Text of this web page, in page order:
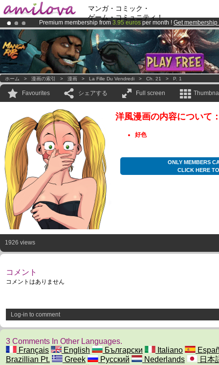
マンガ・コミック・
ゲーム・コミュニティ！
Premium membership from 3.95 euros per month ! Get membership
Already 100000membersand 1000comics & mangas!.
AmilovaKickstarter is now LIVE!.
ホーム > 漫画の索引 > 漫画 > La Fille Du Vendredi > Ch. 21 > P. 1
Favourites シェアする Full screen
洋風漫画の内容について
好色
ONLY MEMBERS
CLICK HERE
1926 views
コメント
コメントはありません
Log-in to comment
3 Comments In Other Languages.
Français
English Български Italiano
Brazillian Pt.
Greek Русский Nederlands
日本